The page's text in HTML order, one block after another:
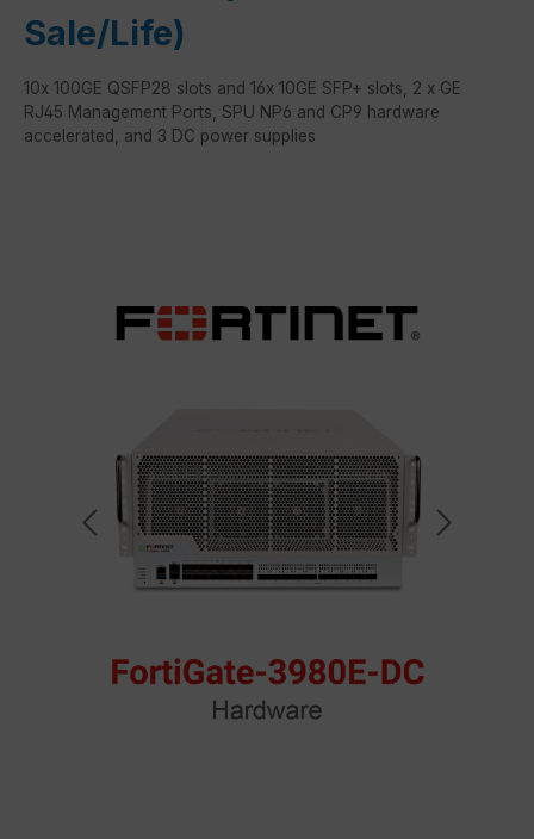
Sale/Life)
10x 100GE QSFP28 slots and 16x 10GE SFP+ slots, 2 x GE
RJ45 Management Ports, SPU NP6 and CP9 hardware
accelerated, and 3 DC power supplies